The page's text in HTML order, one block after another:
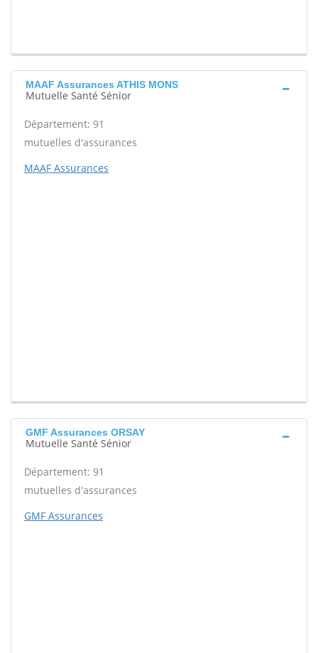
MAAF Assurances ATHIS MONS
Mutuelle Santé Sénior
Département: 91
mutuelles d'assurances
MAAF Assurances
GMF Assurances ORSAY
Mutuelle Santé Sénior
Département: 91
mutuelles d'assurances
GMF Assurances